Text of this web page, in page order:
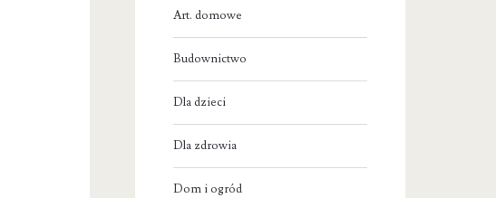
Art. domowe
Budownictwo
Dla dzieci
Dla zdrowia
Dom i ogród